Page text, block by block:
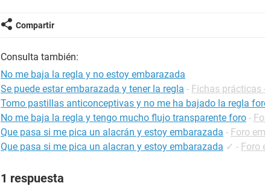
Compartir
Consulta también:
No me baja la regla y no estoy embarazada
Se puede estar embarazada y tener la regla - Fichas prácticas
Tomo pastillas anticonceptivas y no me ha bajado la regla
No me baja la regla y tengo mucho flujo transparente foro -
Que pasa si me pica un alacrán y estoy embarazada - Foro
Que pasa si me pica un alacran y estoy embarazada ✓ - Foro
1 respuesta